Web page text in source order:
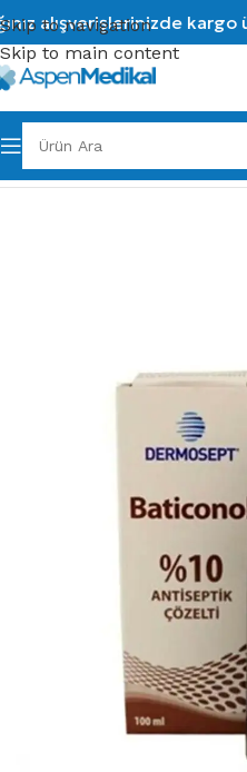
Skip to navigation
Skip to main content
alışverişlerinizde kargo
Ana Sayfa